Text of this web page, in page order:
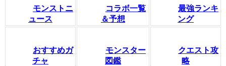
モンストニ
ュース
コラボ一覧
＆予想
最強ランキ
ング
おすすめガ
チャ
モンスター
図鑑
クエスト攻
略